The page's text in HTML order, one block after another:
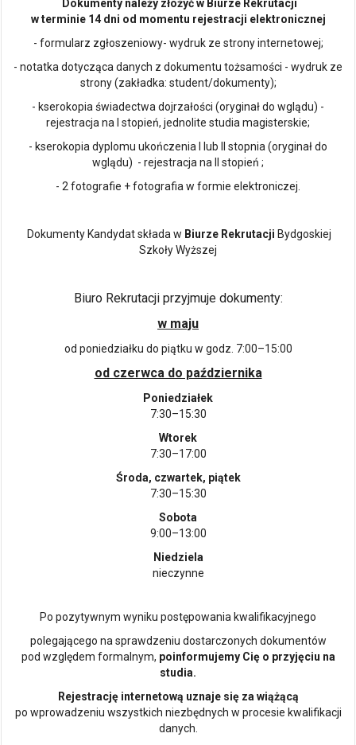
Dokumenty należy złożyć w Biurze Rekrutacji
w terminie 14 dni od momentu rejestracji elektronicznej
- formularz zgłoszeniowy- wydruk ze strony internetowej;
- notatka dotycząca danych z dokumentu tożsamości - wydruk ze
strony (zakładka: student/dokumenty);
- kserokopia świadectwa dojrzałości (oryginał do wglądu) -
rejestracja na I stopień, jednolite studia magisterskie;
- kserokopia dyplomu ukończenia I lub II stopnia (oryginał do
wglądu) - rejestracja na II stopień ;
- 2 fotografie + fotografia w formie elektroniczej.
Dokumenty Kandydat składa w Biurze Rekrutacji Bydgoskiej
Szkoły Wyższej
Biuro Rekrutacji przyjmuje dokumenty:
w maju
od poniedziałku do piątku w godz. 7:00–15:00
od czerwca do października
Poniedziałek
7:30–15:30
Wtorek
7:30–17:00
Środa, czwartek, piątek
7:30–15:30
Sobota
9:00–13:00
Niedziela
nieczynne
Po pozytywnym wyniku postępowania kwalifikacyjnego
polegającego na sprawdzeniu dostarczonych dokumentów
pod względem formalnym, poinformujemy Cię o przyjęciu na
studia.
Rejestrację internetową uznaje się za wiążącą
po wprowadzeniu wszystkich niezbędnych w procesie kwalifikacji
danych.